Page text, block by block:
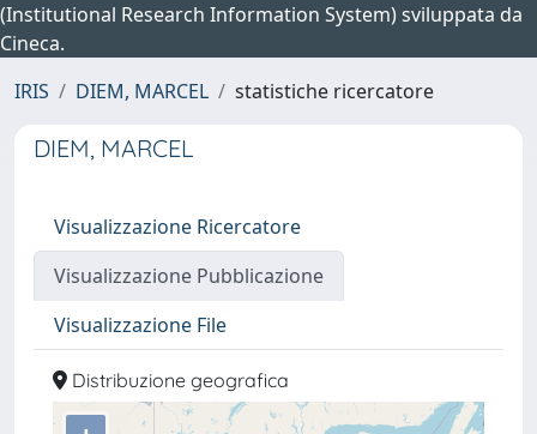
(Institutional Research Information System) sviluppata da
Cineca.
IRIS
DIEM, MARCEL statistiche ricercatore
DIEM, MARCEL
Visualizzazione Ricercatore
Visualizzazione Pubblicazione
Visualizzazione File
Distribuzione geografica